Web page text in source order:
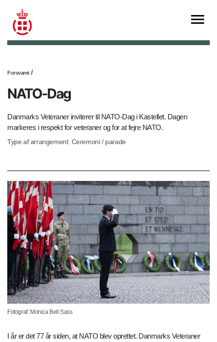
Forsvaret
NATO-Dag
Danmarks Veteraner inviterer til NATO-Dag i Kastellet. Dagen
markeres i respekt for veteraner og for at fejre NATO.
Type af arrangement: Ceremoni / parade
Fotograf: Monica Bell Sass
I år er det 77 år siden, at NATO blev oprettet. Danmarks Veteraner